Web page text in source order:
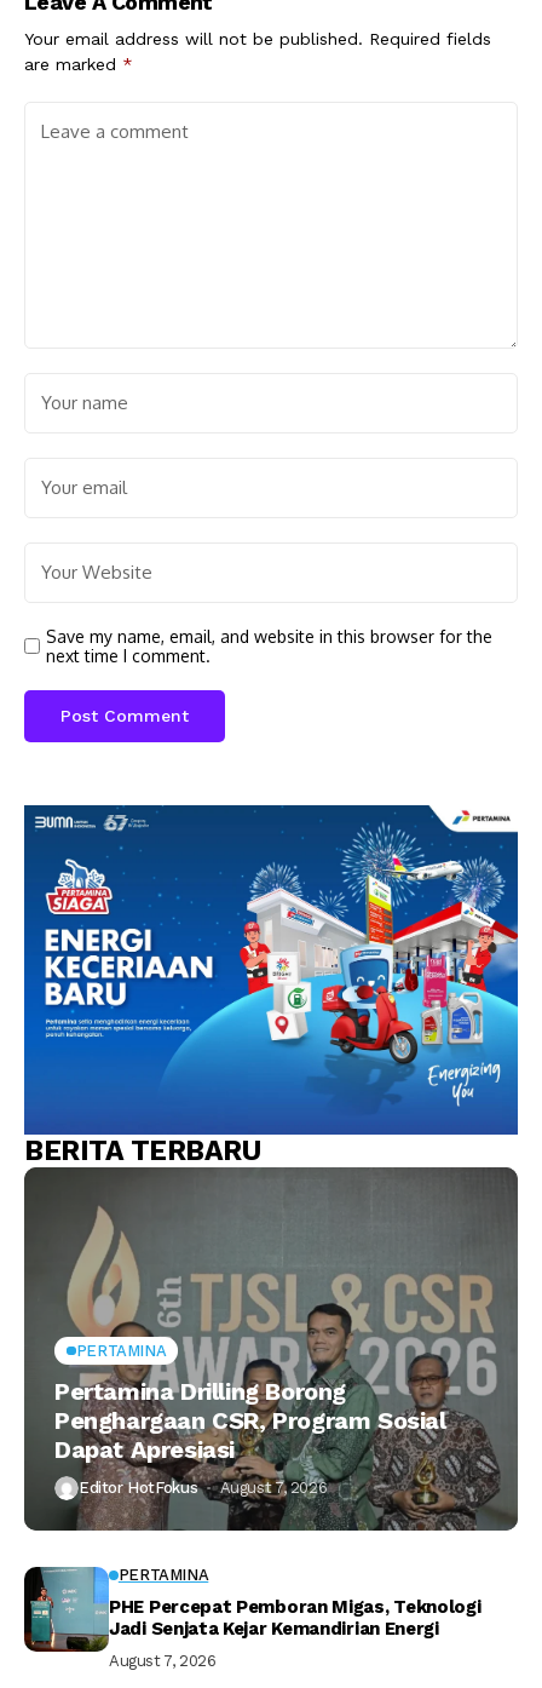
Your email address will not be published. Required fields
are marked *
Save my name, email, and website in this browser for the
next time I comment.
BERITA TERBARU
PERTAMINA
Pertamina Drilling Borong
Penghargaan CSR, Program Sosial
Dapat Apresiasi
Editor HotFokus August 7, 2026
PERTAMINA
PHE Percepat Pemboran Migas, Teknologi
Jadi Senjata Kejar Kemandirian Energi
August 7, 2026